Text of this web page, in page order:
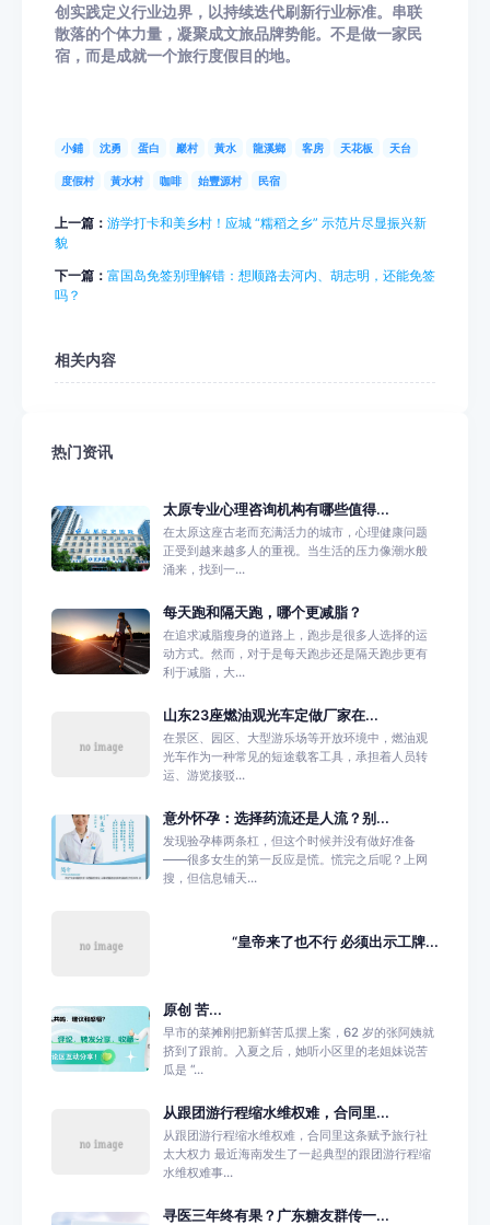
创实践定义行业边界，以持续迭代刷新行业标准。串联
散落的个体力量，凝聚成文旅品牌势能。不是做一家民
宿，而是成就一个旅行度假目的地。
小鋪 沈勇 蛋白 巖村 黃水 龍溪鄉 客房 天花板 天台
度假村 黃水村 咖啡 始豐源村 民宿
上一篇： 游学打卡和美乡村！应城 “糯稻之乡” 示范片尽显振兴新
貌
下一篇： 富国岛免签别理解错：想顺路去河内、胡志明，还能免签
吗？
相关内容
热门资讯
太原专业心理咨询机构有哪些值得...
在太原这座古老而充满活力的城市，心理健康问题
正受到越来越多人的重视。当生活的压力像潮水般
涌来，找到一...
每天跑和隔天跑，哪个更减脂？
在追求减脂瘦身的道路上，跑步是很多人选择的运
动方式。然而，对于是每天跑步还是隔天跑步更有
利于减脂，大...
山东23座燃油观光车定做厂家在...
在景区、园区、大型游乐场等开放环境中，燃油观
光车作为一种常见的短途载客工具，承担着人员转
运、游览接驳...
意外怀孕：选择药流还是人流？别...
发现验孕棒两条杠，但这个时候并没有做好准备
——很多女生的第一反应是慌。慌完之后呢？上网
搜，但信息铺天...
“皇帝来了也不行 必须出示工牌...
原创 苦...
早市的菜摊刚把新鲜苦瓜摆上案，62 岁的张阿姨就
挤到了跟前。入夏之后，她听小区里的老姐妹说苦
瓜是 “...
从跟团游行程缩水维权难，合同里...
从跟团游行程缩水维权难，合同里这条赋予旅行社
太大权力 最近海南发生了一起典型的跟团游行程缩
水维权难事...
寻医三年终有果？广东糖友群传一...